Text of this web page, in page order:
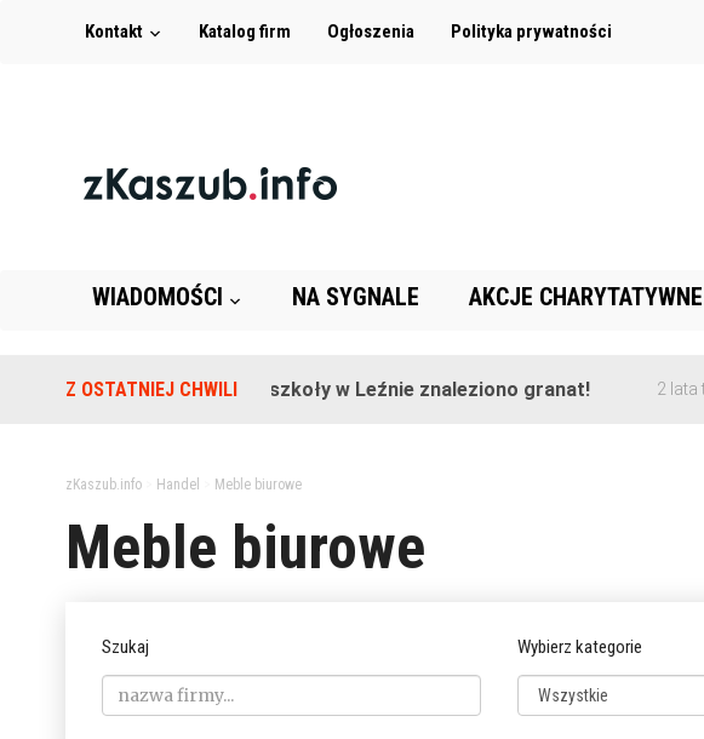
Kontakt Katalog firm Ogłoszenia Polityka prywatności
WIADOMOŚCI NA SYGNALE AKCJE CHARYTATYWNE
Z OSTATNIEJ CHWILI
Na terenie szkoły w Leźnie znaleziono granat! 2 lata temu
zKaszub.info> Handel Meble biurowe
Meble biurowe
Szukaj Wybierz kategorie